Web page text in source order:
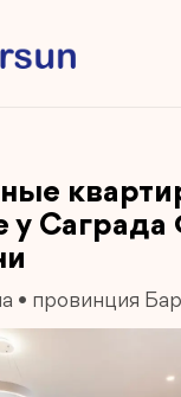
у
• провинция